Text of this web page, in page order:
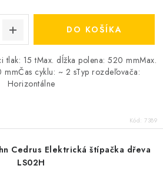
DO KOŠÍKA
15 tMax. dĺžka polena: 520 mmMax.
cyklu: ~ 2 sTyp rozdeľovača:
Horizontálne
Kód: 7389
Cedrus Elektrická štípačka dřeva
LS02H